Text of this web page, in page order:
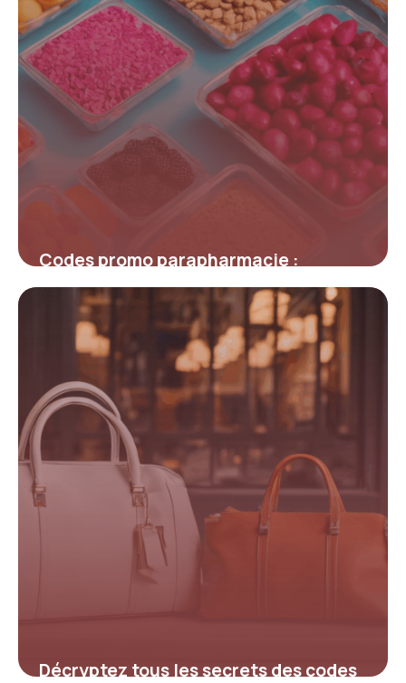
Codes promo parapharmacie :
astuces inédites pour maximiser vos
économies
4 juillet 2025
Décryptez tous les secrets des codes